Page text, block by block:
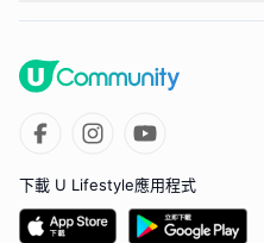
下載 U Lifestyle應用程式